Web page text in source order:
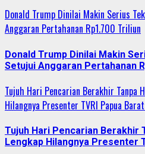
Donald Trump Dinilai Makin Serius
Anggaran Pertahanan Rp1.700 Triliun
Donald Trump Dinilai Makin
Setujui Anggaran Pertahanan
Tujuh Hari Pencarian Berakhir Tanpa
Hilangnya Presenter TVRI Papua
Tujuh Hari Pencarian Berakhir
Lengkap Hilangnya Presenter